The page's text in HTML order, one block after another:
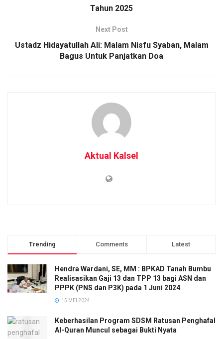
Tahun 2025
Next Post
Ustadz Hidayatullah Ali: Malam Nisfu Syaban, Malam
Bagus Untuk Panjatkan Doa
Aktual Kalsel
Trending Comments Latest
Hendra Wardani, SE, MM : BPKAD Tanah Bumbu
Realisasikan Gaji 13 dan TPP 13 bagi ASN dan
PPPK (PNS dan P3K) pada 1 Juni 2024
15 MEI 2024
Keberhasilan Program SDSM Ratusan Penghafal
Al-Quran Muncul sebagai Bukti Nyata